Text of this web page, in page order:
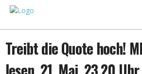
Treibt die Quote hoch!